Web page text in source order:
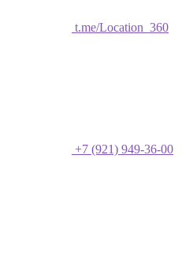
t.me/Location_360
+7 (921) 949-36-00